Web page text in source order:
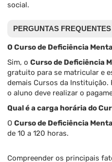
social.
PERGUNTAS FREQUENTES
O Curso de Deficiência
Sim, o Curso de Deficiência
gratuito para se matricular e
demais Cursos da Instituição.
o aluno deve realizar o
Qual é a carga horária do
O Curso de Deficiência
de 10 a 120 horas.
Compreender os principais